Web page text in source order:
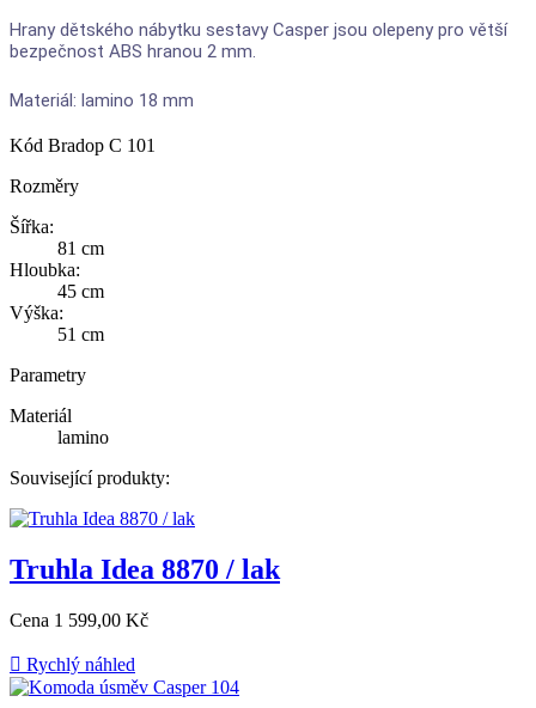
Hrany dětského nábytku sestavy Casper jsou olepeny pro větší
bezpečnost ABS hranou 2 mm.
Materiál: lamino 18 mm
Kód Bradop C 101
Rozměry
Šířka:
81 cm
Hloubka:
45 cm
Výška:
51 cm
Parametry
Materiál
lamino
Související produkty:
Truhla Idea 8870 / lak
Cena 1 599,00 Kč
 Rychlý náhled